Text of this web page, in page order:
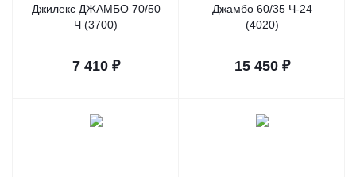
Джилекс ДЖАМБО 70/50
Ч (3700)
7 410₽
Джамбо 60/35 Ч-24
(4020)
15 450₽